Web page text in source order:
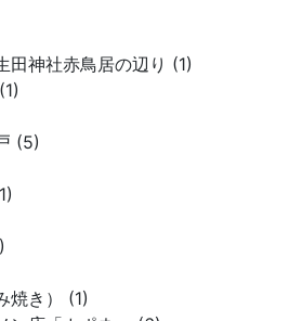
田神社赤鳥居の辺り (1)
(5)
焼き） (1)